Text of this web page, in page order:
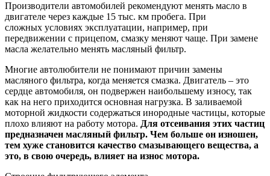
Производители автомобилей рекомендуют менять масло в
двигателе через каждые 15 тыс. км пробега. При
сложных условиях эксплуатации, например, при
передвижении с прицепом, смазку меняют чаще. При замене
масла желательно менять масляный фильтр.
Многие автолюбители не понимают причин замены
масляного фильтра, когда меняется смазка. Двигатель – это
сердце автомобиля, он подвержен наибольшему износу, так
как на него приходится основная нагрузка. В заливаемой
моторной жидкости содержаться инородные частицы, которые
плохо влияют на работу мотора. Для отсеивания этих частиц
предназначен масляный фильтр. Чем больше он изношен,
тем хуже становится качество смазывающего вещества, а
это, в свою очередь, влияет на износ мотора.